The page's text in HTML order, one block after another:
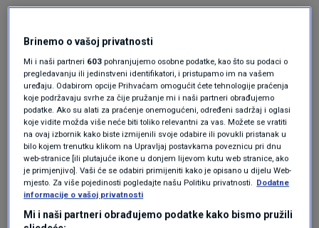
sredstava koja bi osigurala redovito
funkcioniranje veledrogerija prema
zdravstvenom sustavu”, kazao je Beroš te
ponovio kako se ne razmišlja o povećanju
doprinosa za zdravstvo.
Tema sastanka bila su kratkoročna rješenja,
odnosno dinamika otplate duga, no na razini
Vlade razgovara se o reformama u zdravstvu
koja će dovesti do dugoročnih rješenja, dodao
Brinemo o vašoj privatnosti
Mi i naši partneri 603 pohranjujemo osobne podatke, kao što su podaci o
pregledavanju ili jedinstveni identifikatori, i pristupamo im na vašem
uređaju. Odabirom opcije Prihvaćam omogućit ćete tehnologije praćenja
koje podržavaju svrhe za čije pružanje mi i naši partneri obrađujemo
podatke. Ako su alati za praćenje onemogućeni, određeni sadržaj i oglasi
koje vidite možda više neće biti toliko relevantni za vas. Možete se vratiti
na ovaj izbornik kako biste izmijenili svoje odabire ili povukli pristanak u
bilo kojem trenutku klikom na Upravljaj postavkama poveznicu pri dnu
web-stranice [ili plutajuće ikone u donjem lijevom kutu web stranice, ako
je primjenjivo]. Vaši će se odabiri primijeniti kako je opisano u dijelu Web-
mjesto. Za više pojedinosti pogledajte našu Politiku privatnosti. Dodatne
informacije o vašoj privatnosti
Mi i naši partneri obrađujemo podatke kako bismo pružili